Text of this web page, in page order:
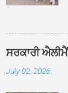
ਸਰਕਾਰੀ
July 02, 2026